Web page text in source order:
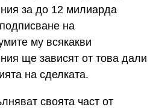
за до 12 милиарда
на
му всякакви
ще зависят от това дали
на сделката.
своята част от